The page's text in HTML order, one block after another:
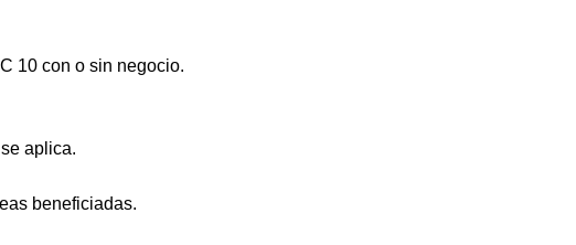
10 con o sin negocio.
aplica.
beneficiadas.